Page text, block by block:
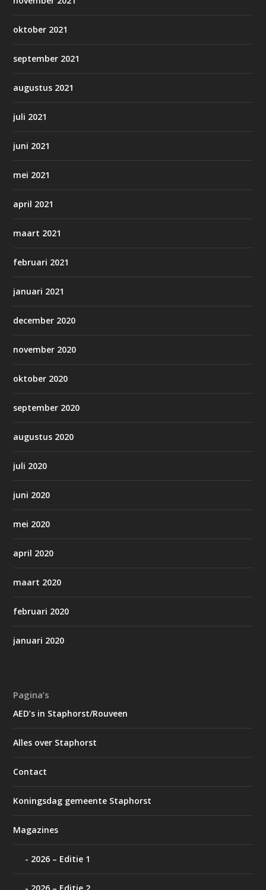
oktober 2021
september 2021
augustus 2021
juli 2021
juni 2021
mei 2021
april 2021
maart 2021
februari 2021
januari 2021
december 2020
november 2020
oktober 2020
september 2020
augustus 2020
juli 2020
juni 2020
mei 2020
april 2020
maart 2020
februari 2020
januari 2020
Pagina’s
AED’s in Staphorst/Rouveen
Alles over Staphorst
Contact
Koningsdag gemeente Staphorst
Magazines
2026 – Editie 1